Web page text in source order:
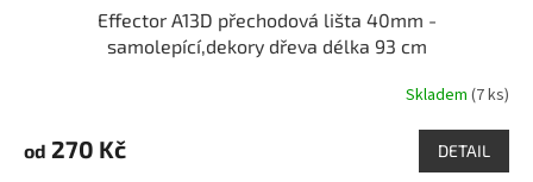
Effector A13D přechodová lišta 40mm -
samolepící,dekory dřeva délka 93 cm
Skladem (7 ks)
od 270 Kč DETAIL